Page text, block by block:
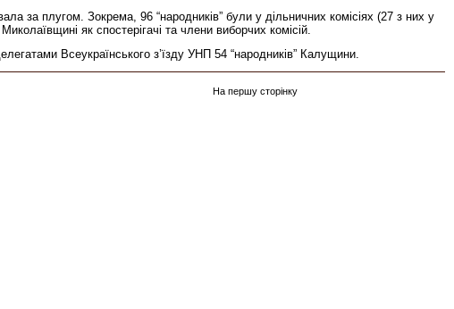
за плугом. Зокрема, 96 “народників” були у дільничних комісіях (27 з них у
як спостерігачі та члени виборчих комісій.
Всеукраїнського з’їзду УНП 54 “народників” Калущини.
На першу сторінку